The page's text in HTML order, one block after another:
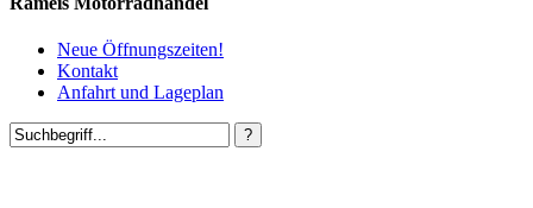
Neue Öffnungszeiten!
Kontakt
Anfahrt und Lageplan